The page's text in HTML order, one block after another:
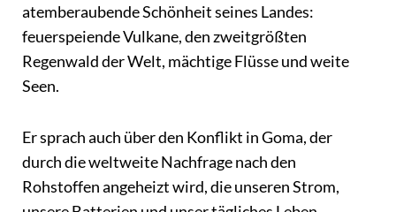
atemberaubende Schönheit seines Landes:
feuerspeiende Vulkane, den zweitgrößten
Regenwald der Welt, mächtige Flüsse und weite
Seen.
Er sprach auch über den Konflikt in Goma, der
durch die weltweite Nachfrage nach den
Rohstoffen angeheizt wird, die unseren Strom,